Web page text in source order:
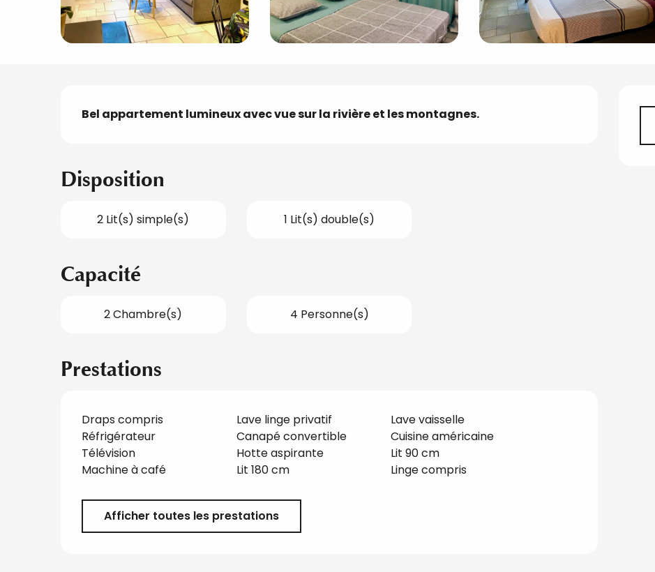
Description
Bel appartement lumineux avec vue sur la rivière et les montagnes.
Disposition
2 Lit(s) simple(s) 1 Lit(s) double(s)
Capacité
2 Chambre(s) 4 Personne(s)
Prestations
Draps compris Lave linge privatif
Lave vaisselle
Réfrigérateur
Canapé convertible
Cuisine américaine
Télévision
Hotte aspirante
Lit 90 cm
Machine à café
Lit 180 cm Linge compris
Afficher toutes les prestations